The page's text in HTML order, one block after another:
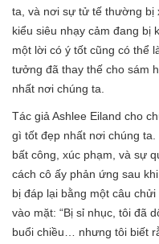
ta, và nơi sự tử tế thường bị
kiểu siêu nhạy cảm đang bị
một lời có ý tốt cũng có thể
tưởng đã thay thế cho sám
nhất nơi chúng ta.
Tác giả Ashlee Eiland cho
gì tốt đẹp nhất nơi chúng
bất công, xúc phạm, và sự
cách cô ấy phản ứng sau
bị đáp lại bằng một câu
vào mặt: “Bị sỉ nhục, tôi đã
buổi chiều… nhưng tôi biết